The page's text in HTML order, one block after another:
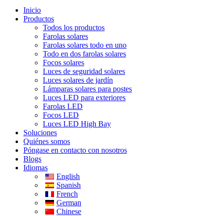
Inicio
Productos
Todos los productos
Farolas solares
Farolas solares todo en uno
Todo en dos farolas solares
Focos solares
Luces de seguridad solares
Luces solares de jardín
Lámparas solares para postes
Luces LED para exteriores
Farolas LED
Focos LED
Luces LED High Bay
Soluciones
Quiénes somos
Póngase en contacto con nosotros
Blogs
Idiomas
English
Spanish
French
German
Chinese